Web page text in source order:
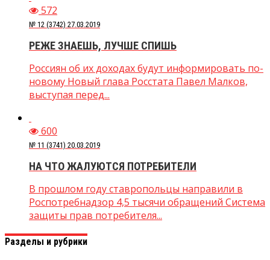
572
№ 12 (3742) 27.03.2019
РЕЖЕ ЗНАЕШЬ, ЛУЧШЕ СПИШЬ
Россиян об их доходах будут информировать по-
новому Новый глава Росстата Павел Малков,
выступая перед...
600
№ 11 (3741) 20.03.2019
НА ЧТО ЖАЛУЮТСЯ ПОТРЕБИТЕЛИ
В прошлом году ставропольцы направили в
Роспотребнадзор 4,5 тысячи обращений Система
защиты прав потребителя...
Разделы и рубрики